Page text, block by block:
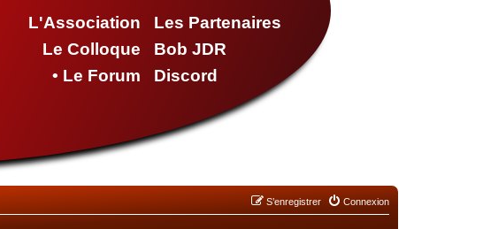
L'Association
Le Colloque
• Le Forum
Les Partenaires
Bob JDR
Discord
Connexion
S’enregistrer